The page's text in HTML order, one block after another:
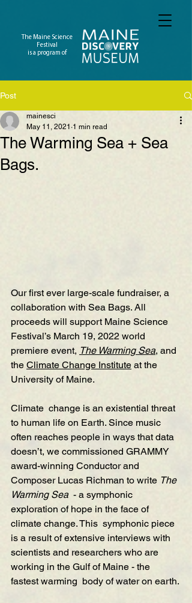
The Maine Science
Festival
is a program of
Post
The Warming Sea + Sea
Bags.
mainesci
May 11, 2021 1 min read
Our first ever large-scale fundraiser, a
collaboration with Sea Bags. All
proceeds will support Maine Science
Festival’s March 19, 2022 world
premiere event, The Warming Sea, and
the Climate Change Institute at the
University of Maine.
Climate  change is an existential threat
to human life on Earth. Since music
often reaches people in ways that data
doesn’t, we commissioned GRAMMY
award-winning Conductor and
Composer Lucas Richman to write The
Warming Sea
  - a symphonic
exploration of hope in the face of
climate change. This  symphonic piece
is a result of extensive interviews with
scientists and researchers who are
working in the Gulf of Maine - the
fastest warming  body of water on earth.